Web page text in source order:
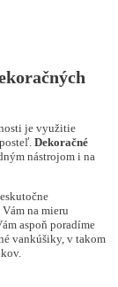
je využitie
Dekoračné
nástrojom i na
na mieru
aspoň poradíme
vankúšiky, v takom